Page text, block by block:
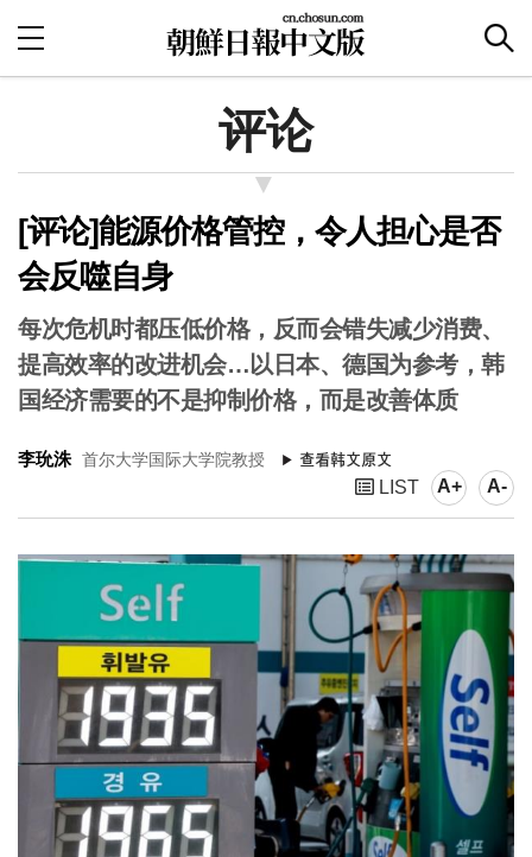
评论
[评论]能源价格管控，令人担心是否
会反噬自身
每次危机时都压低价格，反而会错失减少消费、
提高效率的改进机会…以日本、德国为参考，韩
国经济需要的不是抑制价格，而是改善体质
李玧洙 首尔大学国际大学院教授
LIST A+ A-